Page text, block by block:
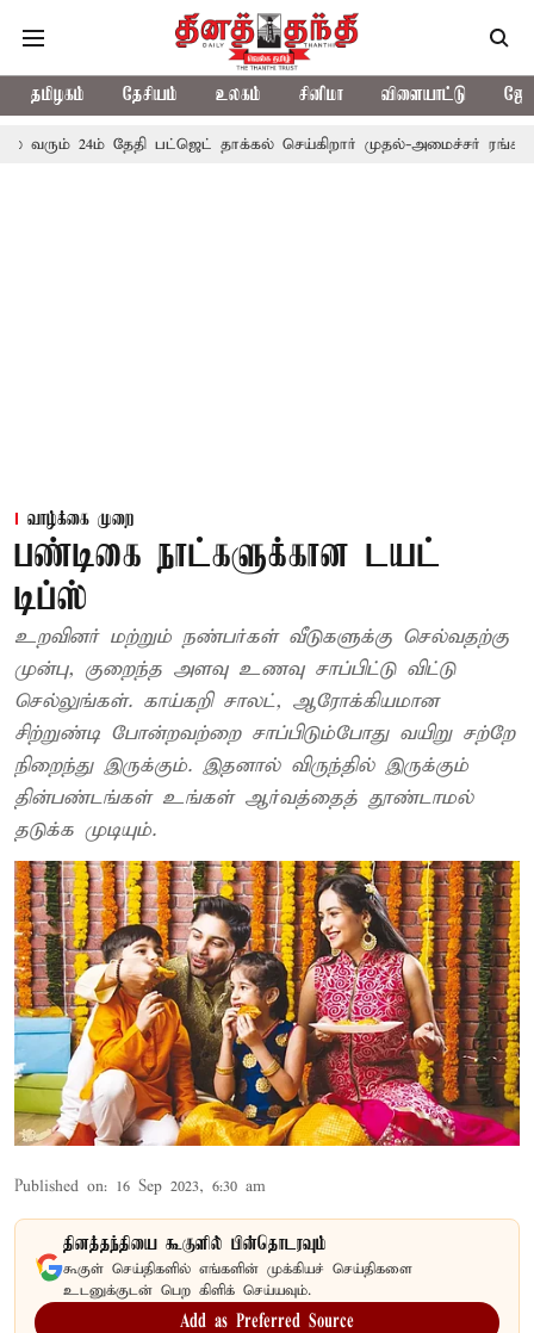
தமிழகம் தேசியம் உலகம் சினிமா விளையாட்டு
தேதி பட்ஜெட் தாக்கல் செய்கிறார் முதல்-அமைச்சர் ரங்கசாமி
வாழ்க்கை முறை
பண்டிகை நாட்களுக்கான டயட்
டிப்ஸ்
உறவினர் மற்றும் நண்பர்கள் வீடுகளுக்கு செல்வதற்கு
முன்பு, குறைந்த அளவு உணவு சாப்பிட்டு விட்டு
செல்லுங்கள். காய்கறி சாலட், ஆரோக்கியமான
சிற்றுண்டி போன்றவற்றை சாப்பிடும்போது வயிறு சற்றே
நிறைந்து இருக்கும். இதனால் விருந்தில் இருக்கும்
தின்பண்டங்கள் உங்கள் ஆர்வத்தைத் தூண்டாமல்
தடுக்க முடியும்.
Published on: 16 Sep 2023, 6:30 am
தினத்தந்தியை கூகுளில் பின்தொடரவும்
கூகுள் செய்திகளில் எங்களின் முக்கியச் செய்திகளை
உடனுக்குடன் பெற கிளிக் செய்யவும்.
Add as Preferred Source